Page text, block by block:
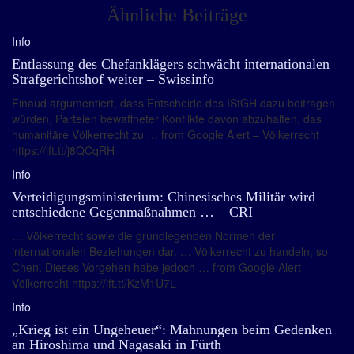
Ähnliche Beiträge
Info
Entlassung des Chefanklägers schwächt internationalen
Strafgerichtshof weiter – Swissinfo
Finaud argumentiert, dass Entscheide des IStGH dazu beitragen
würden, Parteien bewaffneter Konflikte davon abzuhalten, das
humanitäre Völkerrecht zu … from Google Alert – Völkerrecht
https://ift.tt/j8QCqRH
Info
Verteidigungsministerium: Chinesisches Militär wird
entschiedene Gegenmaßnahmen … – CRI
… Völkerrecht sowie die grundlegenden Normen der
internationalen Beziehungen dar. … Völkerrecht zu handeln, so
Chen. Dieses Vorgehen habe jedoch … from Google Alert –
Völkerrecht https://ift.tt/KzM1U7L
Info
„Krieg ist ein Ungeheuer“: Mahnungen beim Gedenken
an Hiroshima und Nagasaki in Fürth